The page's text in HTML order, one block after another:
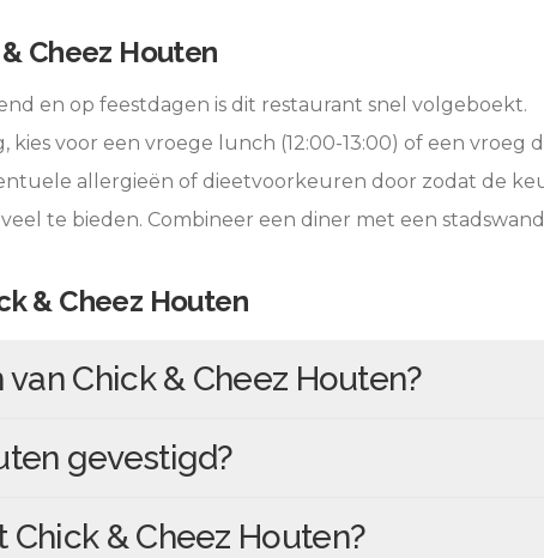
Cheez Houten
en op feestdagen is dit restaurant snel volgeboekt.
voor een vroege lunch (12:00-13:00) of een vroeg
allergieën of dieetvoorkeuren door zodat de
te bieden. Combineer een diner met een
& Cheez Houten
van Chick & Cheez Houten?
gevestigd?
Chick & Cheez Houten?